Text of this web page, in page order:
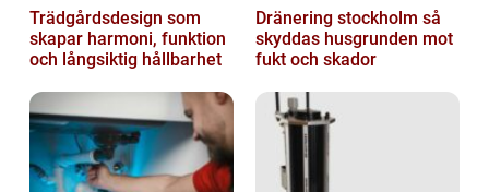
Trädgårdsdesign som
skapar harmoni, funktion
och långsiktig hållbarhet
Dränering stockholm så
skyddas husgrunden mot
fukt och skador